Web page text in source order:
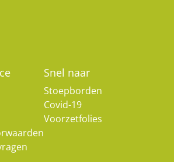
Snel naar
Stoepborden
Covid-19
Voorzetfolies